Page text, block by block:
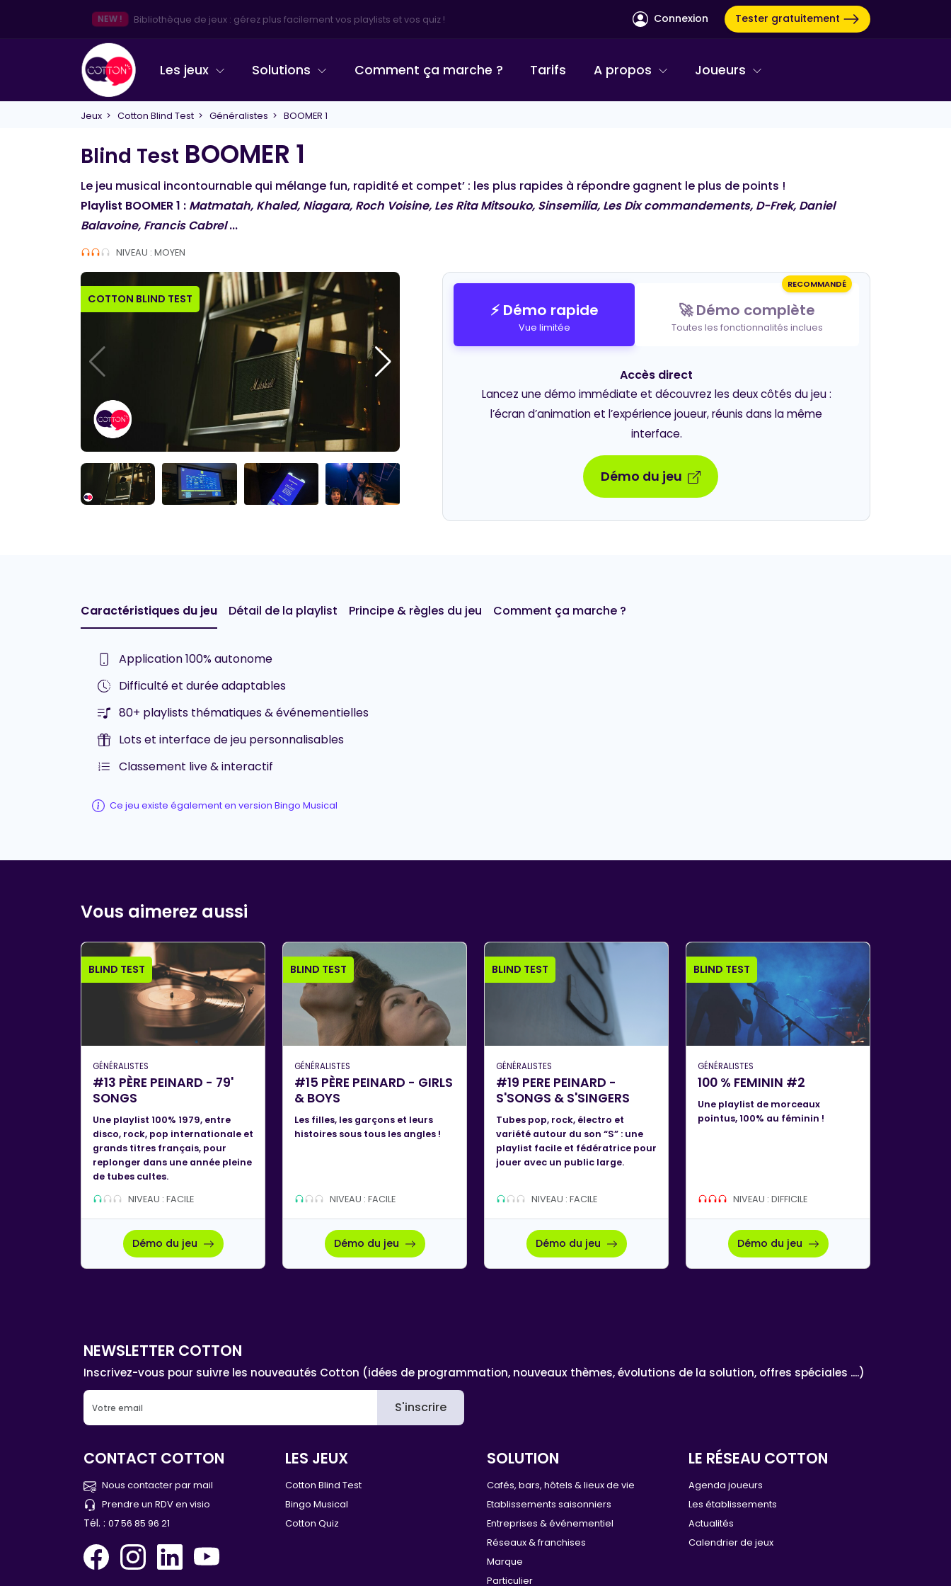
👋Besoin d'une info, d'un conseil ? Echangeons directement ! Connexion Tester gratuitement
Les jeux Solutions Comment ça marche ? Tarifs A propos Joueurs
Jeux > Cotton Blind Test > Généralistes > BOOMER 1
Blind Test BOOMER 1
Le jeu musical incontournable qui mélange fun, rapidité et compet’ : les plus rapides à répondre gagnent le plus de points !
Playlist BOOMER 1 : Matmatah, Khaled, Niagara, Roch Voisine, Les Rita Mitsouko, Sinsemilia, Les Dix commandements, D-Frek, Daniel
Balavoine, Francis Cabrel...
NIVEAU : MOYEN
COTTON BLIND TEST
⚡ Démo rapide
Vue limitée
RECOMMANDÉ
🚀 Démo complète
Toutes les fonctionnalités inclues
Accès direct
Lancez une démo immédiate et découvrez les deux côtés du jeu :
l’écran d’animation et l’expérience joueur, réunis dans la même
interface.
Démo du jeu
Caractéristiques du jeu Détail de la playlist Principe & règles du jeu Comment ça marche ?
Application 100% autonome
Difficulté et durée adaptables
80+ playlists thématiques & événementielles
Lots et interface de jeu personnalisables
Classement live & interactif
Ce jeu existe également en version Bingo Musical
Vous aimerez aussi
BLIND TEST
GÉNÉRALISTES
#13 PÈRE PEINARD - 79'
SONGS
Une playlist 100% 1979, entre
disco, rock, pop internationale et
grands titres français, pour
replonger dans une année pleine
de tubes cultes.
NIVEAU : FACILE
Démo du jeu
BLIND TEST
GÉNÉRALISTES
#15 PÈRE PEINARD - GIRLS
& BOYS
Les filles, les garçons et leurs
histoires sous tous les angles !
NIVEAU : FACILE
Démo du jeu
BLIND TEST
GÉNÉRALISTES
#19 PERE PEINARD -
S'SONGS & S'SINGERS
Tubes pop, rock, électro et
variété autour du son “S” : une
playlist facile et fédératrice pour
jouer avec un public large.
NIVEAU : FACILE
Démo du jeu
BLIND TEST
GÉNÉRALISTES
100 % FEMININ #2
Une playlist de morceaux
pointus, 100% au féminin !
NIVEAU : DIFFICILE
Démo du jeu
NEWSLETTER COTTON
Inscrivez-vous pour suivre les nouveautés Cotton (idées de programmation, nouveaux thèmes, évolutions de la solution, offres spéciales ....)
S'inscrire
CONTACT COTTON
Nous contacter par mail
Prendre un RDV en visio
Tél. : 07 56 85 96 21
LES JEUX
Cotton Blind Test
Bingo Musical
Cotton Quiz
SOLUTION
Cafés, bars, hôtels & lieux de vie
Etablissements saisonniers
Entreprises & événementiel
Réseaux & franchises
Marque
Particulier
LE RÉSEAU COTTON
Agenda joueurs
Les établissements
Actualités
Calendrier de jeux